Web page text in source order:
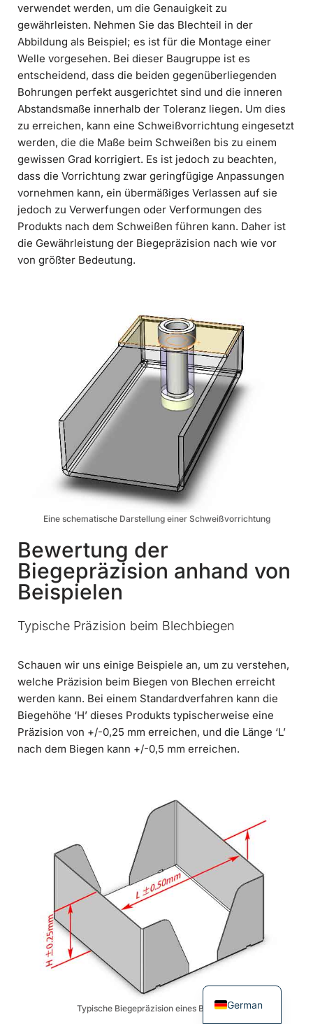
verwendet werden, um die Genauigkeit zu
gewährleisten. Nehmen Sie das Blechteil in der
Abbildung als Beispiel; es ist für die Montage einer
Welle vorgesehen. Bei dieser Baugruppe ist es
entscheidend, dass die beiden gegenüberliegenden
Bohrungen perfekt ausgerichtet sind und die inneren
Abstandsmaße innerhalb der Toleranz liegen. Um dies
zu erreichen, kann eine Schweißvorrichtung eingesetzt
werden, die die Maße beim Schweißen bis zu einem
gewissen Grad korrigiert. Es ist jedoch zu beachten,
dass die Vorrichtung zwar geringfügige Anpassungen
vornehmen kann, ein übermäßiges Verlassen auf sie
jedoch zu Verwerfungen oder Verformungen des
Produkts nach dem Schweißen führen kann. Daher ist
die Gewährleistung der Biegepräzision nach wie vor
von größter Bedeutung.
Eine schematische Darstellung einer Schweißvorrichtung
Bewertung der
Biegepräzision anhand von
Beispielen
Typische Präzision beim Blechbiegen
Schauen wir uns einige Beispiele an, um zu verstehen,
welche Präzision beim Biegen von Blechen erreicht
werden kann. Bei einem Standardverfahren kann die
Biegehöhe ‘H’ dieses Produkts typischerweise eine
Präzision von +/-0,25 mm erreichen, und die Länge ‘L’
nach dem Biegen kann +/-0,5 mm erreichen.
Typische Biegepräzision eines BlechteilsGerman